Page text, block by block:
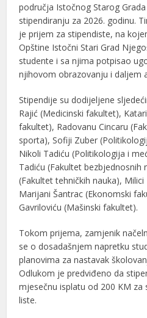
područja Istočnog Starog
stipendiranju za 2026. godinu.
je prijem za stipendiste, na
Opštine Istočni Stari Grad
studente i sa njima potpisao
njihovom obrazovanju i daljem
Stipendije su dodijeljene
Rajić (Medicinski fakultet),
fakultet), Radovanu Cincaru
sporta), Sofiji Zuber
Nikoli Tadiću (Politikologija i
Tadiću (Fakultet bezbjednosnih
(Fakultet tehničkih nauka),
Marijani Šantrac (Ekonomski
Gavriloviću (Mašinski fakultet).
Tokom prijema, zamjenik
se o dosadašnjem napretku
planovima za nastavak
Odlukom je predviđeno da
mjesečnu isplatu od 200 KM za
liste.